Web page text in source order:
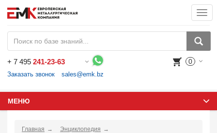
+ 7 495 241-23-63
Заказать звонок sales@emk.bz
0
МЕНЮ
Главная
Энциклопедия